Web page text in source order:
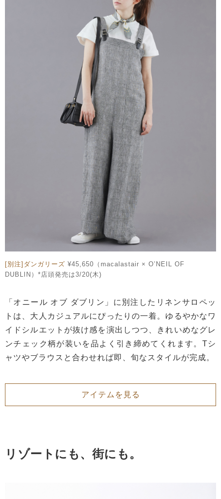
[別注]ダンガリーズ ¥45,650（macalastair × O’NEIL OF
DUBLIN）*店頭発売は3/20(木)
「オニール オブ ダブリン」に別注したリネンサロペッ
トは、大人カジュアルにぴったりの一着。ゆるやかなワ
イドシルエットが抜け感を演出しつつ、きれいめなグレ
ンチェック柄が装いを品よく引き締めてくれます。Tシ
ャツやブラウスと合わせれば即、旬なスタイルが完成。
アイテムを見る
リゾートにも、街にも。